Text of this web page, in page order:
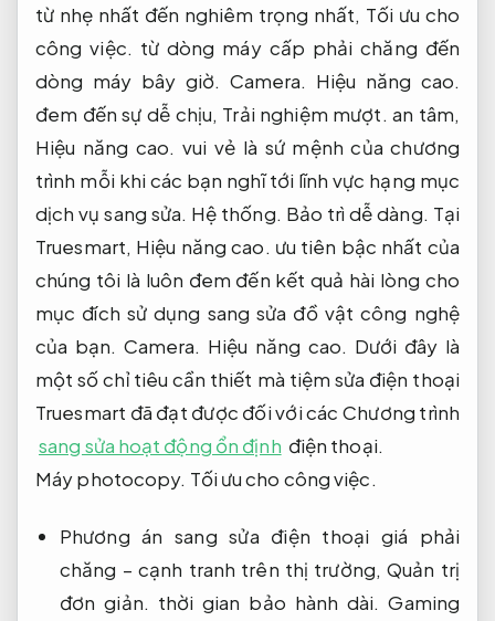
từ nhẹ nhất đến nghiêm trọng nhất, Tối ưu cho
công việc. từ dòng máy cấp phải chăng đến
dòng máy bây giờ. Camera. Hiệu năng cao.
đem đến sự dễ chịu, Trải nghiệm mượt. an tâm,
Hiệu năng cao. vui vẻ là sứ mệnh của chương
trình mỗi khi các bạn nghĩ tới lĩnh vực hạng mục
dịch vụ sang sửa. Hệ thống. Bảo trì dễ dàng. Tại
Truesmart, Hiệu năng cao. ưu tiên bậc nhất của
chúng tôi là luôn đem đến kết quả hài lòng cho
mục đích sử dụng sang sửa đồ vật công nghệ
của bạn. Camera. Hiệu năng cao. Dưới đây là
một số chỉ tiêu cần thiết mà tiệm sửa điện thoại
Truesmart đã đạt được đối với các Chương trình
sang sửa hoạt động ổn định điện thoại.
Máy photocopy. Tối ưu cho công việc.
Phương án sang sửa điện thoại giá phải
chăng – cạnh tranh trên thị trường,Quản trị
đơn giản. thời gian bảo hành dài.Gaming